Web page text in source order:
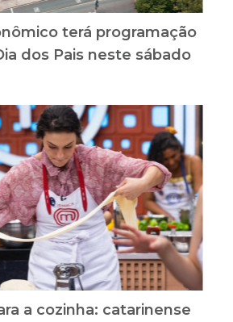
terá programação
dos Pais neste sábado
a cozinha: catarinense